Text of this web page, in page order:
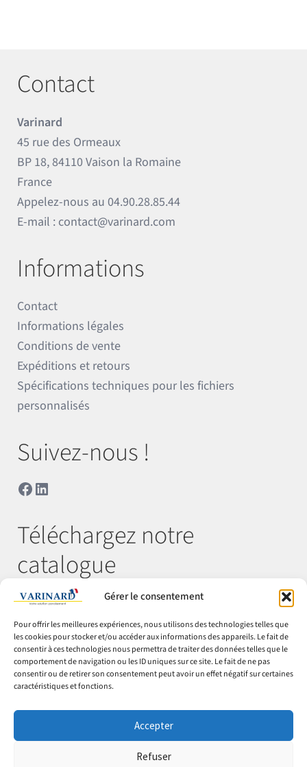
Gérer le consentement
Pour offrir les meilleures expériences, nous utilisons des technologies telles que
les cookies pour stocker et/ou accéder aux informations des appareils. Le fait de
consentir à ces technologies nous permettra de traiter des données telles que le
comportement de navigation ou les ID uniques sur ce site. Le fait de ne pas
consentir ou de retirer son consentement peut avoir un effet négatif sur certaines
caractéristiques et fonctions.
Accepter
Refuser
Contact
Varinard
45 rue des Ormeaux
BP 18, 84110 Vaison la Romaine
France
Appelez-nous au04.90.28.85.44
E-mail : contact@varinard.com
Informations
Contact
Informations légales
Conditions de vente
Expéditions et retours
Spécifications techniques pour les fichiers
personnalisés
Suivez-nous !
Facebook
LinkedIn
Téléchargez notre
catalogue
© Varinard 2026
Expéditions & retours